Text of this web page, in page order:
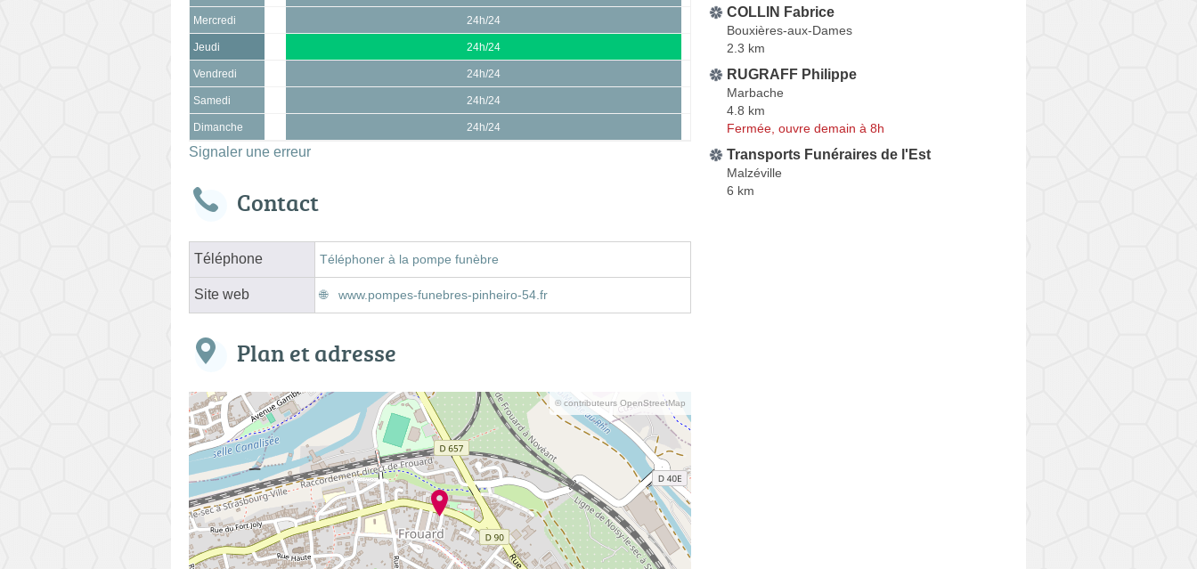
Mercredi 24h/24
Jeudi 24h/24
Vendredi 24h/24
Samedi 24h/24
Dimanche 24h/24
Signaler une erreur
Contact
Téléphone Téléphoner à la pompe funèbre
Site web www.pompes-funebres-pinheiro-54.fr
Plan et adresse
© contributeurs OpenStreetMap
COLLIN Fabrice
Bouxières-aux-Dames
2.3 km
RUGRAFF Philippe
Marbache
4.8 km
Fermée, ouvre demain à 8h
Transports Funéraires de l'Est
Malzéville
6 km